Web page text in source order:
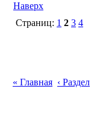
Наверх
Страниц: 1 2 3 4
« Главная ‹ Раздел